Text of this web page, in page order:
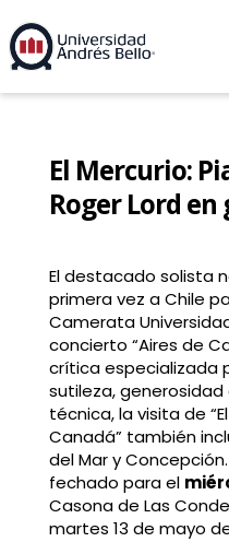
El Mercurio:
Roger Lord
El destacado solista
primera vez a Chile
Camerata
concierto “Aires de
crítica especializada
sutileza,
técnica, la visita de
Canadá” también
del Mar y
fechado para el
Casona de Las
martes 13 de mayo